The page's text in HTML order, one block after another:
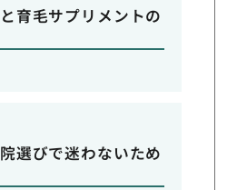
育毛サプリメントの
選びで迷わないため